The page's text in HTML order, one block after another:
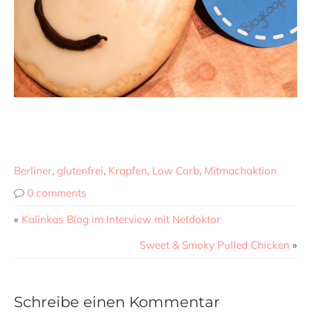
Berliner, glutenfrei, Krapfen, Low Carb, Mitmachaktion
0 comments
« Kalinkas Blog im Interview mit Netdoktor
Sweet & Smoky Pulled Chicken »
Schreibe einen Kommentar